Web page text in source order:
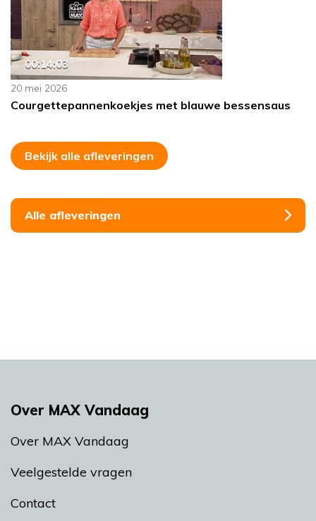
00:14:03
20 mei 2026
Courgettepannenkoekjes met blauwe bessensaus
Bekijk alle afleveringen
Alle afleveringen
Over MAX Vandaag
Over MAX Vandaag
Veelgestelde vragen
Contact